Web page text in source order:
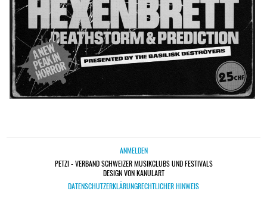
ANMELDEN
PETZI - VERBAND SCHWEIZER MUSIKCLUBS UND FESTIVALS
DESIGN VON KANULART
DATENSCHUTZERKLÄRUNGRECHTLICHER HINWEIS